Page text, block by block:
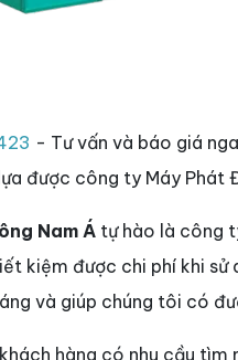
- Tư vấn và báo giá
được công ty Máy
Nam Á tự hào là công
kiệm được chi phí khi sử
và giúp chúng tôi có
hàng có nhu cầu